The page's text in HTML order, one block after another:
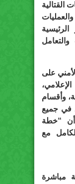
القتالية
على
الإعلامي،
وأقسام
في جميع
أن “خطة
مع
مباشرة